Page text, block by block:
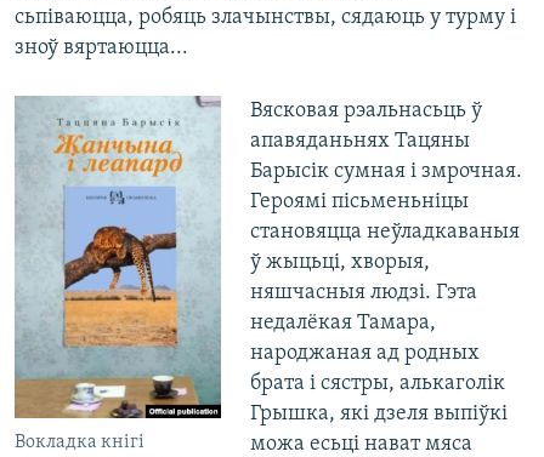
сьпіваюцца, робяць злачынствы, сядаюць у турму і
зноў вяртаюцца...
Вокладка кнігі
Вясковая рэальнасьць ў
апавяданьнях Тацяны
Барысік сумная і змрочная.
Героямі пісьменьніцы
становяцца неўладкаваныя
ў жыцьці, хворыя,
няшчасныя людзі. Гэта
недалёкая Тамара,
народжаная ад родных
брата і сястры, алькаголік
Грышка, які дзеля выпіўкі
можа есьці нават мяса